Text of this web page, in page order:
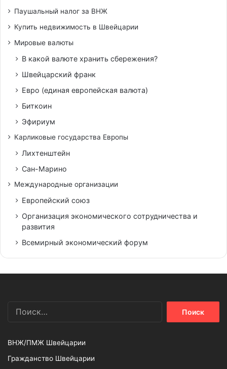
Паушальный налог за ВНЖ
Купить недвижимость в Швейцарии
Мировые валюты
В какой валюте хранить сбережения?
Швейцарский франк
Евро (единая европейская валюта)
Биткоин
Эфириум
Карликовые государства Европы
Лихтенштейн
Сан-Марино
Международные организации
Европейский союз
Организация экономического сотрудничества и
развития
Всемирный экономический форум
ВНЖ/ПМЖ Швейцарии
Гражданство Швейцарии